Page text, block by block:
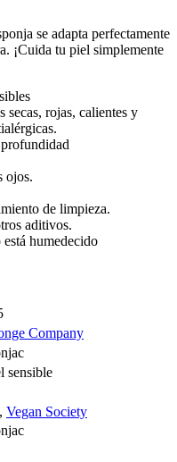
se adapta perfectamente
¡Cuida tu piel simplemente
secas, rojas, calientes y
ojos.
de limpieza.
aditivos.
humedecido
Company
sensible
, Vegan Society